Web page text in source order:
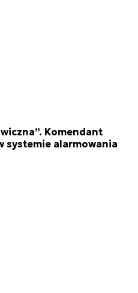
Komendant
systemie alarmowania